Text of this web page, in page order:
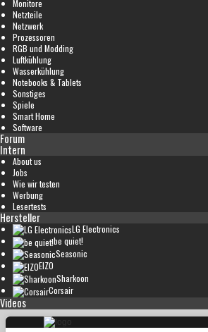
Monitore
Netzteile
Netzwerk
Prozessoren
RGB und Modding
Luftkühlung
Wasserkühlung
Notebooks & Tablets
Sonstiges
Spiele
Smart Home
Software
Forum
Intern
About us
Jobs
Wie wir testen
Werbung
Lesertests
Hersteller
LG Electronics
be quiet!
Seasonic
EIZO
Sharkoon
Corsair
Videos